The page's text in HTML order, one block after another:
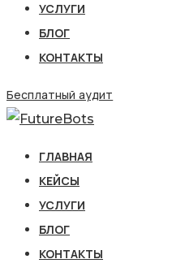
УСЛУГИ
БЛОГ
КОНТАКТЫ
Бесплатный аудит
ГЛАВНАЯ
КЕЙСЫ
УСЛУГИ
БЛОГ
КОНТАКТЫ